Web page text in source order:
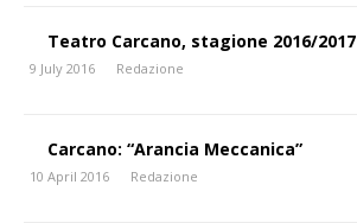
Teatro Carcano, stagione 2016/2017
9 July 2016 Redazione
Carcano: “Arancia Meccanica”
10 April 2016 Redazione